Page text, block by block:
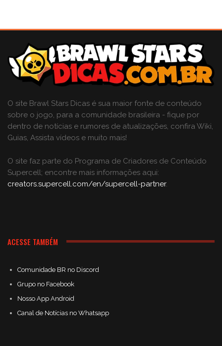
O site Brawl Stars Dicas é sua maior fonte de conteúdo
sobre o jogo, para a comunidade brasileira - fique por
dentro de notícias e rumores de atualizações, confira Wiki,
Guias, Assista vídeos e muito mais!
O site faz parte do Programa de Criadores de Conteúdo
Supercell; encontre mais informações aqui:
creators.supercell.com/en/supercell-partner.
ACESSE TAMBÉM
Comunidade BR no Discord
Grupo no Facebook
Nosso App Android
Canal de Notícias no Whatsapp